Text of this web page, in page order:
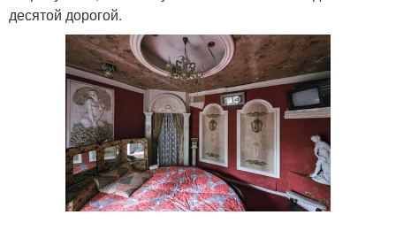
десятой дорогой.